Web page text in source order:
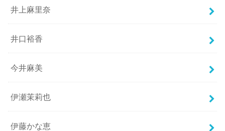
井上麻里奈
井口裕香
今井麻美
伊瀬茉莉也
伊藤かな恵